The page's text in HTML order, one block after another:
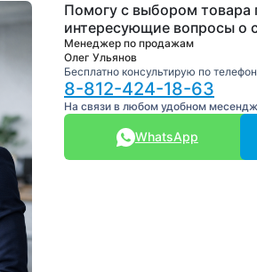
Помогу с выбором товара
интересующие вопросы о
Менеджер по продажам
Олег Ульянов
Бесплатно консультирую по
8-812-424-18-63
На связи в любом удобном
WhatsApp